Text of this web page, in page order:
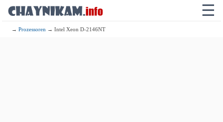
☰
→Prozessoren → Intel Xeon D-2146NT